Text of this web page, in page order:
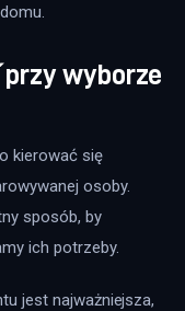
wyborze
kierować się
osoby.
sposób, by
ich potrzeby.
jest najważniejsza,